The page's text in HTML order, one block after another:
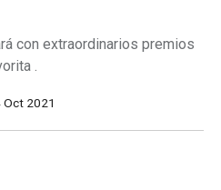
con extraordinarios premios
.
Oct 2021